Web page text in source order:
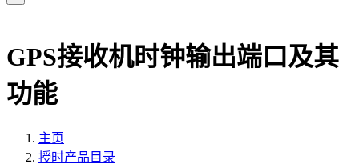
GPS接收机时钟输出端口及其
功能
主页
授时产品目录